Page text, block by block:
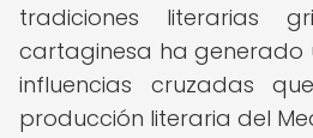
tradiciones literarias
cartaginesa ha generado
influencias cruzadas
producción literaria del